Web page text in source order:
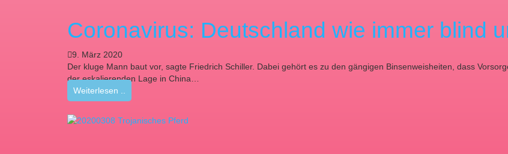
Coronavirus: Deutschland wie immer blind
9. März 2020
Der kluge Mann baut vor, sagte Friedrich Schiller. Dabei gehört es zu den gängigen Binsenweisheiten, dass
der eskalierenden Lage in China…
Weiterlesen ..